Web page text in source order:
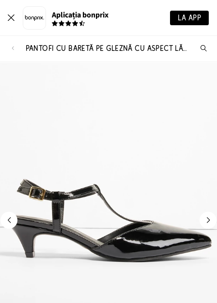
Aplicația bonprix LA APP
PANTOFI CU BARETĂ PE GLEZNĂ CU ASPECT LĂCUIT